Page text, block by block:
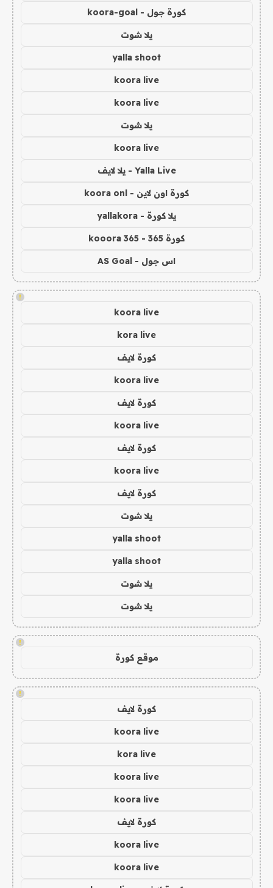
كورة جول - koora-goal
يلا شوت
yalla shoot
koora live
koora live
يلا شوت
koora live
Yalla Live - يلا لايف
كورة اون لاين - koora onl
يلا كورة - yallakora
كورة 365 - kooora 365
اس جول - AS Goal
!
koora live
kora live
كورة لايف
koora live
كورة لايف
koora live
كورة لايف
koora live
كورة لايف
يلا شوت
yalla shoot
yalla shoot
يلا شوت
يلا شوت
!
موقع كورة
!
كورة لايف
koora live
kora live
koora live
koora live
كورة لايف
koora live
koora live